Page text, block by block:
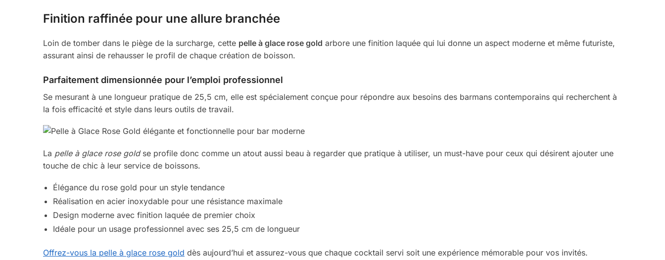
Finition raffinée pour une allure branchée
Loin de tomber dans le piège de la surcharge, cette pelle à glace rose gold arbore une finition laquée qui lui donne un aspect moderne et même futuriste,
assurant ainsi de rehausser le profil de chaque création de boisson.
Parfaitement dimensionnée pour l’emploi professionnel
Se mesurant à une longueur pratique de 25,5 cm, elle est spécialement conçue pour répondre aux besoins des barmans contemporains qui recherchent à
la fois efficacité et style dans leurs outils de travail.
La pelle à glace rose goldse profile donc comme un atout aussi beau à regarder que pratique à utiliser, un must-have pour ceux qui désirent ajouter une
touche de chic à leur service de boissons.
Élégance du rose gold pour un style tendance
Réalisation en acier inoxydable pour une résistance maximale
Design moderne avec finition laquée de premier choix
Idéale pour un usage professionnel avec ses 25,5 cm de longueur
Offrez-vous la pelle à glace rose gold dès aujourd’hui et assurez-vous que chaque cocktail servi soit une expérience mémorable pour vos invités.